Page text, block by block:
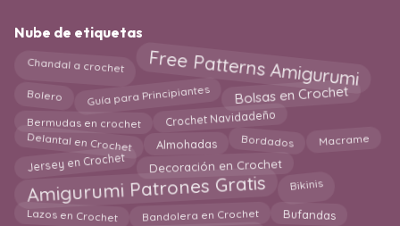
Nube de etiquetas
Chandal a crochet Free Patterns Amigurumi
Bolero Guía para Principiantes Bolsas en Crochet
Bermudas en crochet Crochet Navidadeño
Delantal en Crochet Almohadas Bordados Macrame
Jersey en Crochet Decoración en Crochet
Amigurumi Patrones Gratis Bikinis
Lazos en Crochet Bandolera en Crochet Bufandas